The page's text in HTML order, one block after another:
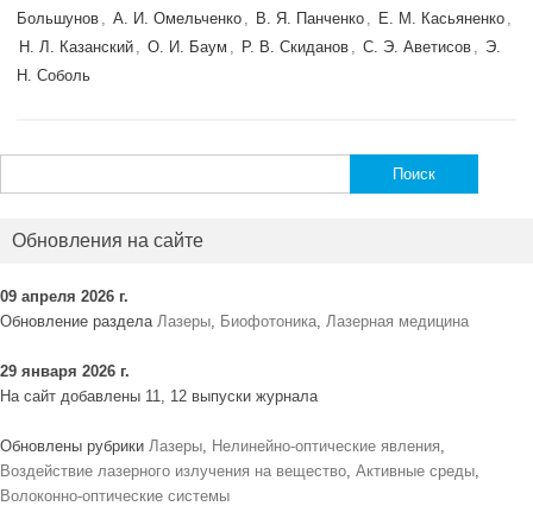
Большунов , А. И. Омельченко , В. Я. Панченко , Е. М. Касьяненко ,
Н. Л. Казанский , О. И. Баум , Р. В. Скиданов , С. Э. Аветисов , Э.
Н. Соболь
Обновления на сайте
09 апреля 2026 г.
Обновление раздела Лазеры, Биофотоника, Лазерная медицина
29 января 2026 г.
На сайт добавлены 11, 12 выпуски журнала
Обновлены рубрики Лазеры, Нелинейно-оптические явления,
Воздействие лазерного излучения на вещество, Активные среды,
Волоконно-оптические системы